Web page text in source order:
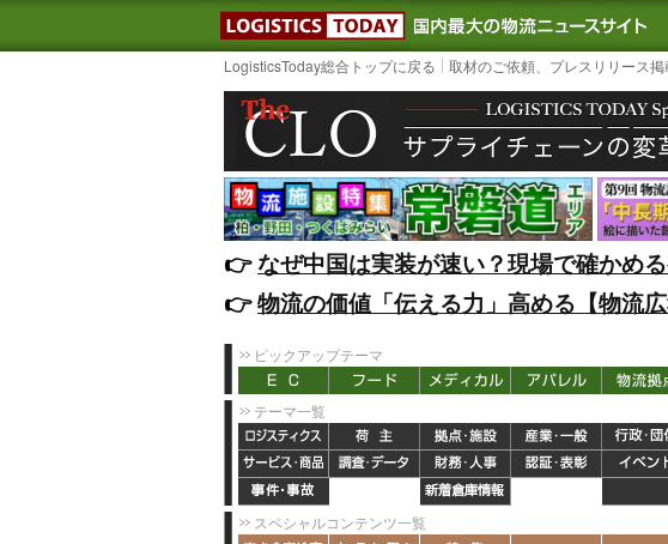
LOGISTICS TODAY｜国内最
LogisticsToday総合トップに戻る 取材のご依頼、プレスリリース
👉️なぜ中国は実装が速い？現場で確かめ
👉️物流の価値「伝える力」高める【物流
ピックアップテーマ
テーマ一覧
スペシャルコンテンツ一覧